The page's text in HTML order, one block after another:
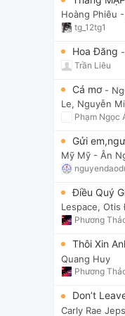
Hoàng Phiêu
tg_12tg1
Hoa Đăng
Trần Liêu
Cá mơ -
Le, Nguyễn
Phạm Ngọc
Gửi
Mỹ Mỹ - Ân
Điều Quý
Lespace, Otis
Phương
Thôi Xin
Quang Huy
Phương
Don’t
Carly Rae